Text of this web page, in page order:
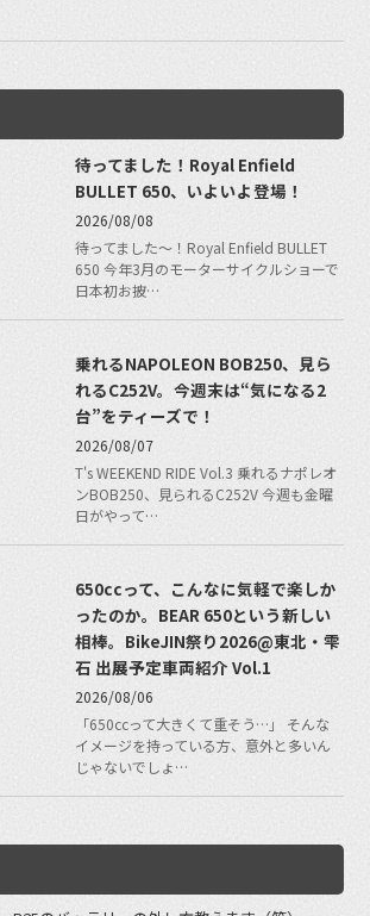
待ってました！Royal Enfield
BULLET 650、いよいよ登場！
2026/08/08
待ってました〜！Royal Enfield BULLET
650 今年3月のモーターサイクルショーで
日本初お披…
乗れるNAPOLEON BOB250、見ら
れるC252V。今週末は“気になる2
台”をティーズで！
2026/08/07
T's WEEKEND RIDE Vol.3 乗れるナポレオ
ンBOB250、見られるC252V 今週も金曜
日がやって…
650ccって、こんなに気軽で楽しか
ったのか。BEAR 650という新しい
相棒。BikeJIN祭り2026@東北・雫
石 出展予定車両紹介 Vol.1
2026/08/06
「650ccって大きくて重そう…」 そんな
イメージを持っている方、意外と多いん
じゃないでしょ…